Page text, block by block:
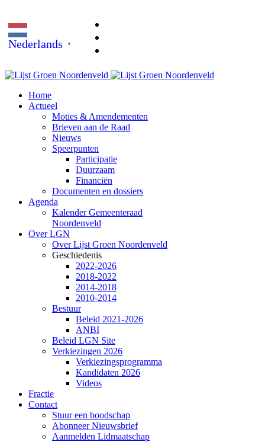
Nederlands ▼
Home
Actueel
Moties & Amendementen
Brieven aan de Raad
Nieuws
Speerpunten
Participatie
Duurzaam
Financiën
Documenten en dossiers
Agenda
Kalender Gemeenteraad
Noordenveld
Over LGN
Over Lijst Groen Noordenveld
Geschiedenis
2022-2026
2018-2022
2014-2018
2010-2014
Bestuur
Beleid 2021-2026
ANBI
Beleid LGN Site
Verkiezingen 2026
Verkiezingsprogramma
Kandidaten 2026
Videos
Fractie
Contact
Stuur een boodschap
Abonneer Nieuwsbrief
Aanmelden Lidmaatschap